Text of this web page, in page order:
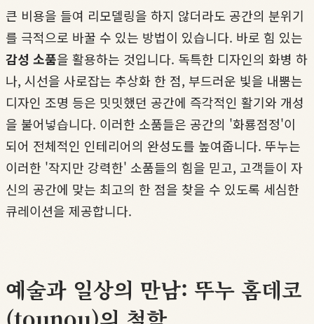
큰 비용을 들여 리모델링을 하지 않더라도 공간의 분위기
를 극적으로 바꿀 수 있는 방법이 있습니다. 바로 힘 있는
감성 소품을 활용하는 것입니다. 독특한 디자인의 화병 하
나, 시선을 사로잡는 추상화 한 점, 부드러운 빛을 내뿜는
디자인 조명 등은 밋밋했던 공간에 즉각적인 활기와 개성
을 불어넣습니다. 이러한 소품들은 공간의 '화룡점정'이
되어 전체적인 인테리어의 완성도를 높여줍니다. 뚜누는
이러한 '작지만 강력한' 소품들의 힘을 믿고, 고객들이 자
신의 공간에 맞는 최고의 한 점을 찾을 수 있도록 세심한
큐레이션을 제공합니다.
예술과 일상의 만남: 뚜누 홈데코